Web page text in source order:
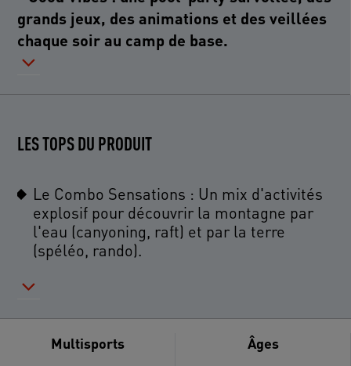
grands jeux, des animations et des veillées
chaque soir au camp de base.
LES TOPS DU PRODUIT
Le Combo Sensations : Un mix d'activités
explosif pour découvrir la montagne par
l'eau (canyoning, raft) et par la terre
(spéléo, rando).
Multisports Âges